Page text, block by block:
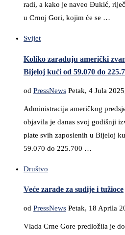
radi, a kako je naveo Đukić,
u Crnoj Gori, kojim će se …
Svijet
Koliko zarađuju američki
Bijeloj kući od 59.070 do
od PressNews Petak, 4 Jula
Administracija američkog
objavila je danas svoj godišnji
plate svih zaposlenih u Bijeloj
59.070 do 225.700 …
Društvo
Veće zarade za sudije i tužioce
od PressNews Petak, 18 Aprila
Vlada Crne Gore predložila je